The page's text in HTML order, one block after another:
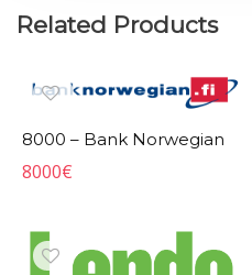
Related Products
8000 – Bank Norwegian
8000€